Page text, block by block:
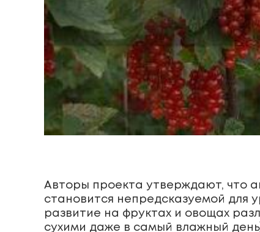
Авторы проекта утверждают, что
становится непредсказуемой для
развитие на фруктах и овощах
сухими даже в самый влажный